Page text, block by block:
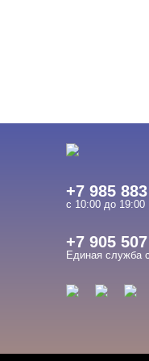
+7 985
с 10:00 до 19:00
+7 905
Единая служба